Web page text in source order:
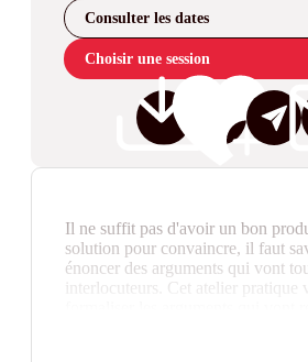
Consulter les dates
Choisir une session
Il ne suffit pas d'avoir un bon
solution pour convaincre, il faut
énoncer des arguments qui vont
interlocuteurs. Cet atelier pratique